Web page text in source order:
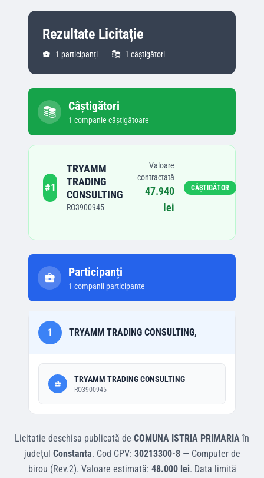
Rezultate Licitație
1 participanți 1 câștigători
Câștigători
1 companie câștigătoare
#1
TRYAMM
TRADING
CONSULTING
RO3900945
Valoare
contractată
47.940
lei
CÂȘTIGĂTOR
Participanți
1 companii participante
1 TRYAMM TRADING CONSULTING,
TRYAMM TRADING CONSULTING
RO3900945
Licitatie deschisa publicată de COMUNA ISTRIA PRIMARIA în
județul Constanta. Cod CPV: 30213300-8— Computer de
birou (Rev.2). Valoare estimată: 48.000 lei. Data limită